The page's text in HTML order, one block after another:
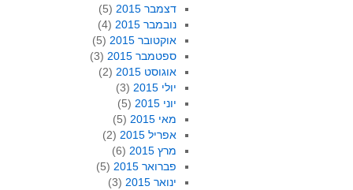
דצמבר 2015
(5)
נובמבר 2015
(4)
אוקטובר 2015
(5)
ספטמבר 2015
(3)
אוגוסט 2015
(2)
יולי 2015
(3)
יוני 2015
(5)
מאי 2015
(5)
אפריל 2015
(2)
מרץ 2015
(6)
פברואר 2015
(5)
ינואר 2015
(3)